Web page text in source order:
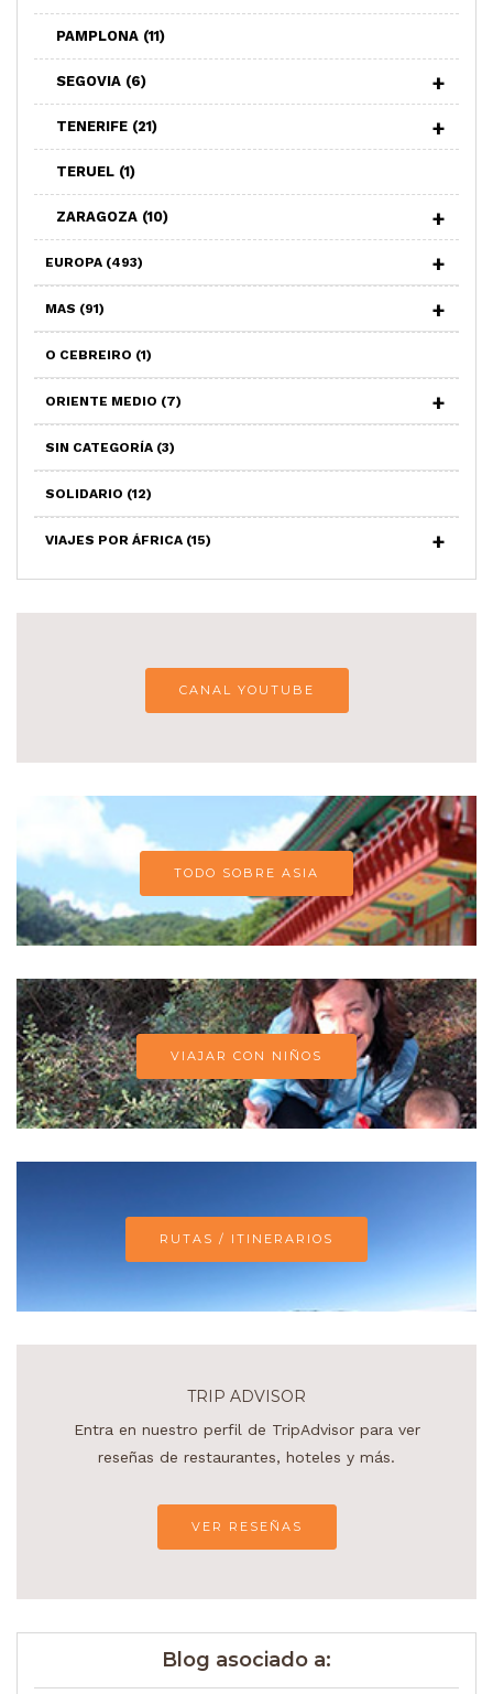
PAMPLONA (11)
SEGOVIA (6)
TENERIFE (21)
TERUEL (1)
ZARAGOZA (10)
EUROPA (493)
MAS (91)
O CEBREIRO (1)
ORIENTE MEDIO (7)
SIN CATEGORÍA (3)
SOLIDARIO (12)
VIAJES POR ÁFRICA (15)
CANAL YOUTUBE
TODO SOBRE ASIA
VIAJAR CON NIÑOS
RUTAS / ITINERARIOS
TRIP ADVISOR
Entra en nuestro perfil de TripAdvisor para ver
reseñas de restaurantes, hoteles y más.
VER RESEÑAS
Blog asociado a: